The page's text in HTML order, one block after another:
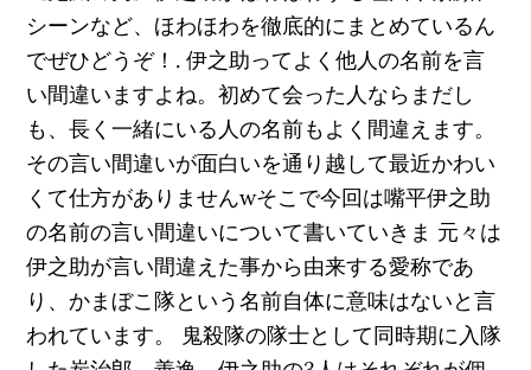
シーンなど、ほわほわを徹底的にまとめているん
でぜひどうぞ！. 伊之助ってよく他人の名前を言
い間違いますよね。初めて会った人ならまだし
も、長く一緒にいる人の名前もよく間違えます。
その言い間違いが面白いを通り越して最近かわい
くて仕方がありませんwそこで今回は嘴平伊之助
の名前の言い間違いについて書いていきま 元々は
伊之助が言い間違えた事から由来する愛称であ
り、かまぼこ隊という名前自体に意味はないと言
われています。 鬼殺隊の隊士として同時期に入隊